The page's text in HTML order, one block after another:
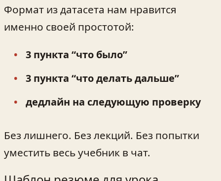
Формат из датасета нам нравится
именно своей простотой:
3 пункта “что было”
3 пункта “что делать дальше”
дедлайн на следующую проверку
Без лишнего. Без лекций. Без попытки
уместить весь учебник в чат.